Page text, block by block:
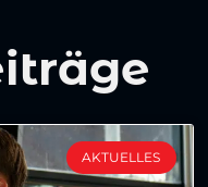
AKTUELLES